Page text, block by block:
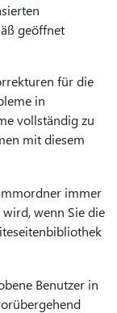
geöffnet
für die
in
vollständig zu
mit diesem
immer
wenn Sie die
Benutzer in